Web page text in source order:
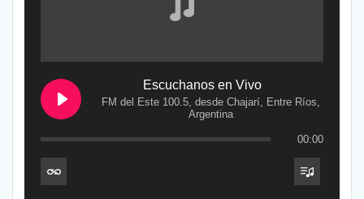
Escuchanos en Vivo
FM del Este 100.5, desde Chajarí, Entre Ríos,
Argentina
00:00